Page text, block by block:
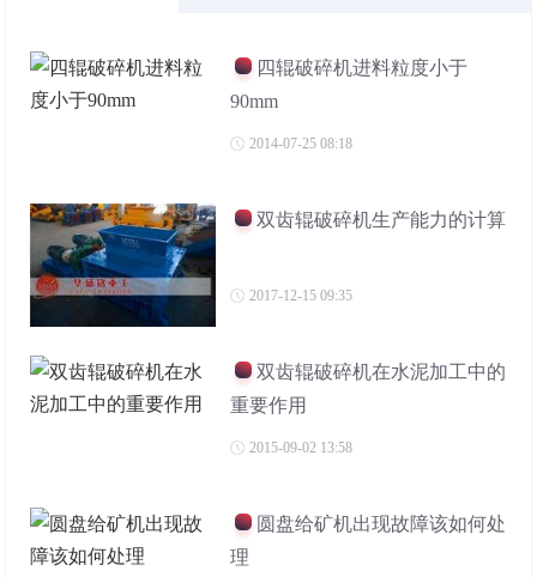
四辊破碎机进料粒度小于
90mm
2014-07-25 08:18
双齿辊破碎机生产能力的计算
2017-12-15 09:35
双齿辊破碎机在水泥加工中的
重要作用
2015-09-02 13:58
圆盘给矿机出现故障该如何处
理